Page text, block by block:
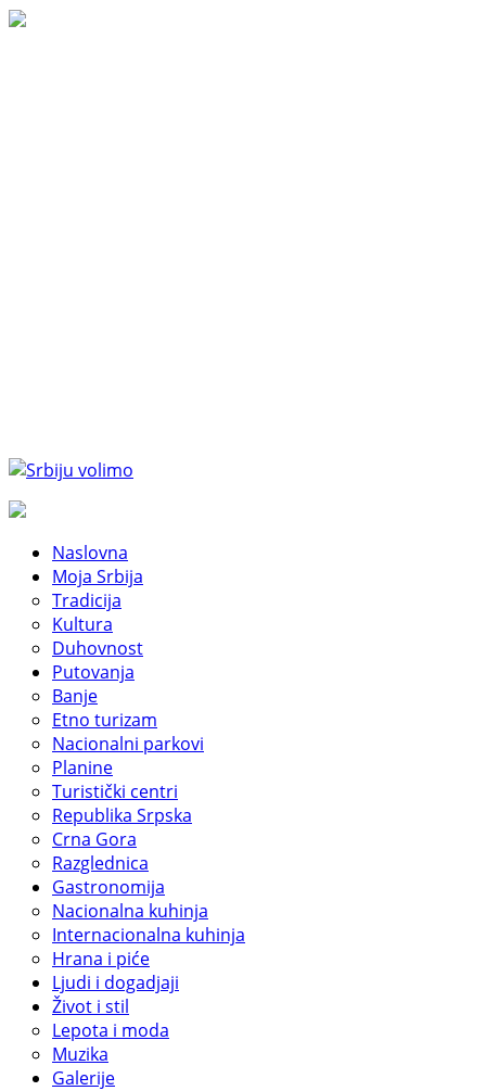
Naslovna
Moja Srbija
Tradicija
Kultura
Duhovnost
Putovanja
Banje
Etno turizam
Nacionalni parkovi
Planine
Turistički centri
Republika Srpska
Crna Gora
Razglednica
Gastronomija
Nacionalna kuhinja
Internacionalna kuhinja
Hrana i piće
Ljudi i dogadjaji
Život i stil
Lepota i moda
Muzika
Galerije